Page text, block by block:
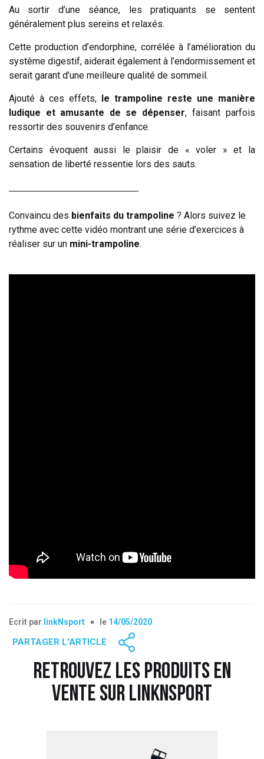
Au sortir d’une séance, les pratiquants se sentent
généralement plus sereins et relaxés.
Cette production d’endorphine, corrélée à l’amélioration du
système digestif, aiderait également à l’endormissement et
serait garant d’une meilleure qualité de sommeil.
Ajouté à ces effets, le trampoline reste une manière
ludique et amusante de se dépenser, faisant parfois
ressortir des souvenirs d’enfance.
Certains évoquent aussi le plaisir de « voler » et la
sensation de liberté ressentie lors des sauts.
Convaincu des bienfaits du trampoline ? Alors suivez le
rythme avec cette vidéo montrant une série d’exercices à
réaliser sur un mini-trampoline.
Ecrit par linkNsport le 14/05/2020
PARTAGER L'ARTICLE
RETROUVEZ LES PRODUITS EN
VENTE SUR LINKNSPORT